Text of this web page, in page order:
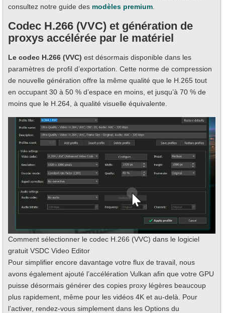
consultez notre guide des modèles premium
Codec H.266 (VVC) et génération de
proxys accélérée par le matériel
Le codec H.266 (VVC) est désormais disponible dans les
paramètres de profil d’exportation. Cette norme de compression
de nouvelle génération offre la même qualité que le H.265 tout
en occupant 30 à 50 % d’espace en moins, et jusqu’à 70 % de
moins que le H.264, à qualité visuelle équivalente.
Comment sélectionner le codec H.266 (VVC) dans le logiciel
gratuit VSDC Video Editor
Pour simplifier encore davantage votre flux de travail, nous
avons également ajouté l’accélération Vulkan afin que votre GPU
puisse désormais générer des copies proxy légères beaucoup
plus rapidement, même pour les vidéos 4K et au-delà. Pour
l’activer, rendez-vous simplement dans les Options du